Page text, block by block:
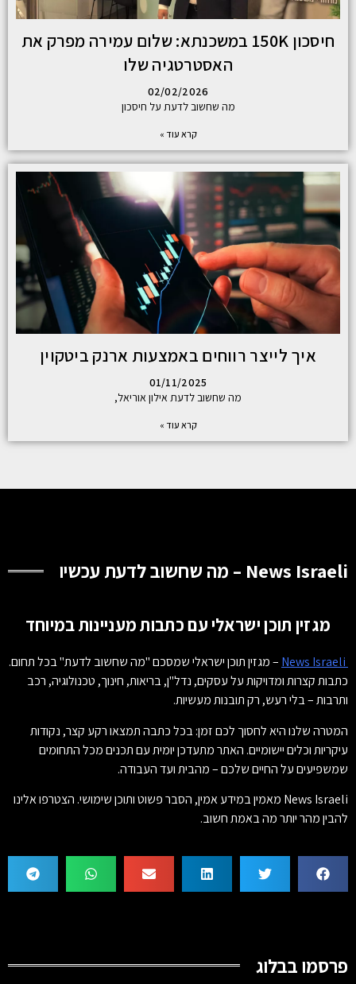
חיסכון 150K במשכנתא: שלום עמירה מפרק את
האסטרטגיה שלו
02/02/2026
מה שחשוב לדעת על חיסכון
קרא עוד »
איך לייצר רווחים באמצעות ארנק ביטקוין
01/11/2025
מה שחשוב לדעת אילון אוריאל,
קרא עוד »
News Israeli – מה שחשוב לדעת עכשיו
מגזין תוכן ישראלי עם כתבות מעניינות במיוחד
– מגזין תוכן ישראלי שמסכם "מה שחשוב לדעת" בכל תחום.
כתבות קצרות ומדויקות על עסקים, נדל"ן, בריאות, חינוך, טכנולוגיה, רכב
ותרבות – בלי רעש, רק תובנות מעשיות.
המטרה שלנו היא לחסוך לכם זמן: בכל כתבה תמצאו רקע קצר, נקודות
עיקריות וכלים יישומיים. האתר מתעדכן יומית עם תכנים מכל התחומים
שמשפיעים על החיים שלכם – מהבית ועד העבודה.
News Israeli מאמין במידע אמין, הסבר פשוט ותוכן שימושי. הצטרפו אלינו
להבין מהר יותר מה באמת חשוב.
פרסמו בבלוג